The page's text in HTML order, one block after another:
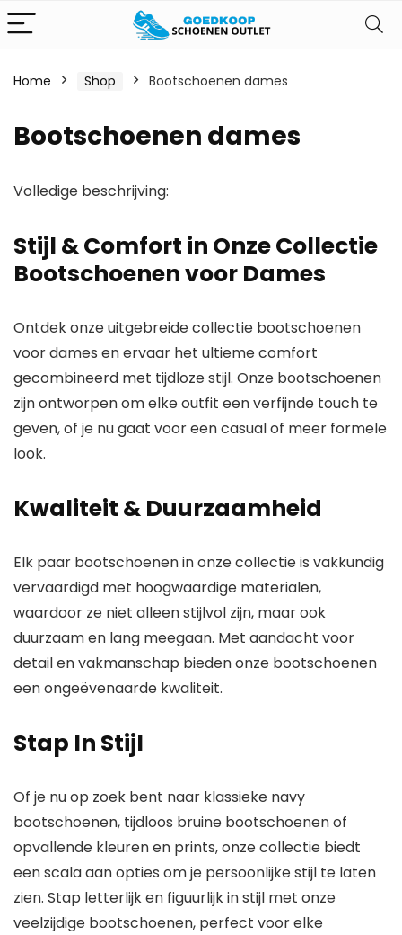
Home Shop Bootschoenen dames
Bootschoenen dames
Volledige beschrijving:
Stijl & Comfort in Onze Collectie
Bootschoenen voor Dames
Ontdek onze uitgebreide collectie bootschoenen
voor dames en ervaar het ultieme comfort
gecombineerd met tijdloze stijl. Onze bootschoenen
zijn ontworpen om elke outfit een verfijnde touch te
geven, of je nu gaat voor een casual of meer formele
look.
Kwaliteit & Duurzaamheid
Elk paar bootschoenen in onze collectie is vakkundig
vervaardigd met hoogwaardige materialen,
waardoor ze niet alleen stijlvol zijn, maar ook
duurzaam en lang meegaan. Met aandacht voor
detail en vakmanschap bieden onze bootschoenen
een ongeëvenaarde kwaliteit.
Stap In Stijl
Of je nu op zoek bent naar klassieke navy
bootschoenen, tijdloos bruine bootschoenen of
opvallende kleuren en prints, onze collectie biedt
een scala aan opties om je persoonlijke stijl te laten
zien. Stap letterlijk en figuurlijk in stijl met onze
veelzijdige bootschoenen, perfect voor elke